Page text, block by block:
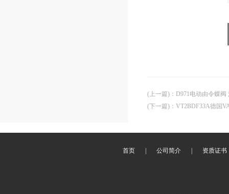
(上一篇) ： D971电动由令蝶
(下一篇) ： VT2BDF33A德国
首页 公司简介 资质证书